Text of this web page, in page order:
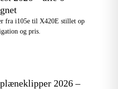
fra i105e til X420E stillet op
og pris.
2026 –